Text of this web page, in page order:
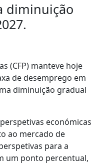
diminuição
(CFP) manteve hoje
de desemprego em
diminuição gradual
económicas
ao mercado de
para a
um ponto percentual,